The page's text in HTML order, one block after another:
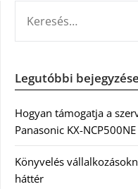
Legutóbbi
Hogyan támogatja a
Panasonic KX-
Könyvelés
háttér